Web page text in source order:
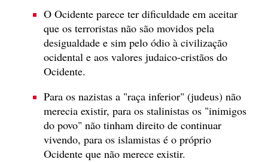
O Ocidente parece ter dificuldade em aceitar
que os terroristas não são movidos pela
desigualdade e sim pelo ódio à civilização
ocidental e aos valores judaico-cristãos do
Ocidente.
Para os nazistas a "raça inferior" (judeus) não
merecia existir, para os stalinistas os "inimigos
do povo" não tinham direito de continuar
vivendo, para os islamistas é o próprio
Ocidente que não merece existir.